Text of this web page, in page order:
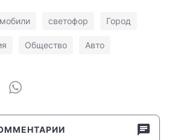
светофор Город
Общество Авто